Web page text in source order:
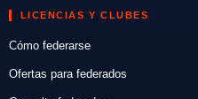
LICENCIAS Y CLUBES
Cómo federarse
Ofertas para federados